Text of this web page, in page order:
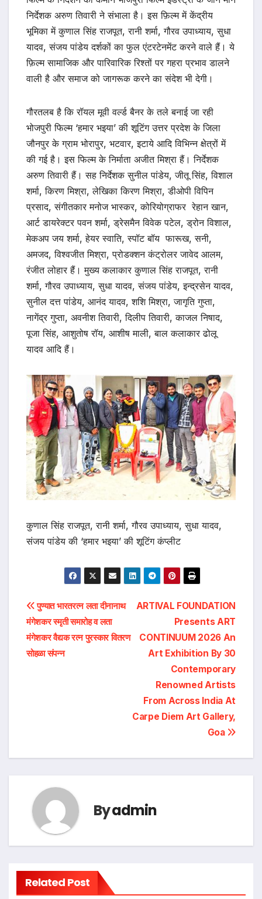
निर्देशक अरुण तिवारी ने संभाला है। इस फ़िल्म में केंद्रीय
भूमिका में कुणाल सिंह राजपूत, रानी शर्मा, गौरव उपाध्याय, सुधा
यादव, संजय पांडेय दर्शकों का फुल एंटरटेनमेंट करने वाले हैं। ये
फ़िल्म सामाजिक और पारिवारिक रिश्तों पर गहरा प्रभाव डालने
वाली है और समाज को जागरूक करने का संदेश भी देगी।
गौरतलब है कि रॉयल मूवी वर्ल्ड बैनर के तले बनाई जा रही
भोजपुरी फिल्म ‘हमार भइया’ की शूटिंग उत्तर प्रदेश के जिला
जौनपुर के ग्राम भोरापुर, भटवार, इटाये आदि विभिन्न क्षेत्रों में
की गई है। इस फिल्म के निर्माता अजीत मिश्रा हैं। निर्देशक
अरुण तिवारी हैं। सह निर्देशक सुनील पांडेय, जीतू सिंह, विशाल
शर्मा, किरण मिश्रा, लेखिका किरण मिश्रा, डीओपी विपिन
प्रसाद, संगीतकार मनोज भास्कर, कोरियोग्राफर रेहान खान,
आर्ट डायरेक्टर पवन शर्मा, ड्रेसमैन विवेक पटेल, ड्रोन विशाल,
मेकअप जय शर्मा, हेयर स्वाति, स्पॉट बॉय फारूख, सनी,
अमजद, विश्वजीत मिश्रा, प्रोडक्शन कंट्रोलर जावेद आलम,
रंजीत लोहार हैं। मुख्य कलाकार कुणाल सिंह राजपूत, रानी
शर्मा, गौरव उपाध्याय, सुधा यादव, संजय पांडेय, इन्द्रसेन यादव,
सुनील दत्त पांडेय, आनंद यादव, शशि मिश्रा, जागृति गुप्ता,
नागेंद्र गुप्ता, अवनीश तिवारी, दिलीप तिवारी, काजल निषाद,
पूजा सिंह, आशुतोष रॉय, आशीष माली, बाल कलाकार ढोलू
यादव आदि हैं।
कुणाल सिंह राजपूत, रानी शर्मा, गौरव उपाध्याय, सुधा यादव,
संजय पांडेय की ‘हमार भइया’ की शूटिंग कंप्लीट
Post
navigation
ARTIVAL FOUNDATION
Presents ART
CONTINUUM 2026 An
Art Exhibition By 30
Contemporary
Renowned Artists
From Across India At
Carpe Diem Art Gallery,
Goa
पुण्यात भारतरत्न लता दीनानाथ
मंगेशकर स्मृती समारोह व लता
मंगेशकर वैद्यक रत्न पुरस्कार वितरण
सोहळा संपन्न
Byadmin
Related Post